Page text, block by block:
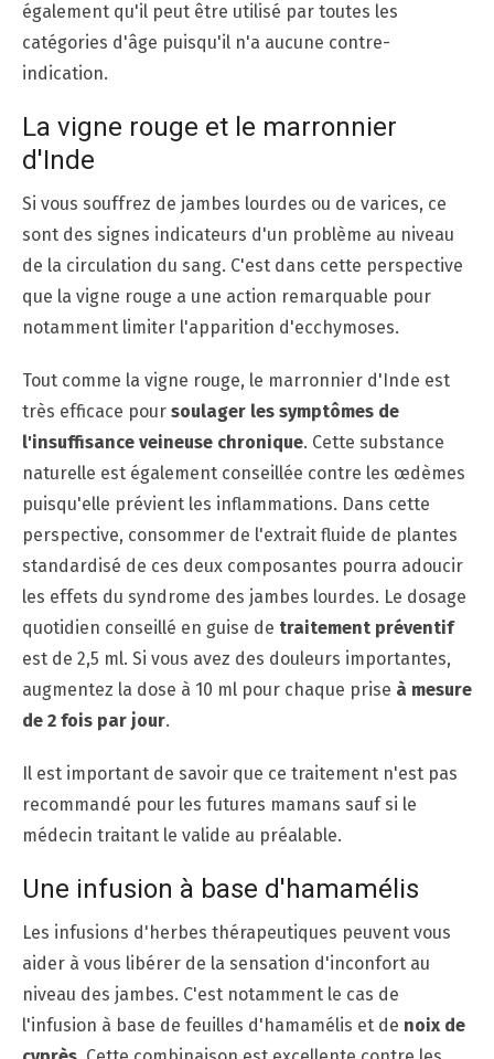
également qu'il peut être utilisé par toutes les
catégories d'âge puisqu'il n'a aucune contre-
indication.
La vigne rouge et le marronnier
d'Inde
Si vous souffrez de jambes lourdes ou de varices, ce
sont des signes indicateurs d'un problème au niveau
de la circulation du sang. C'est dans cette perspective
que la vigne rouge a une action remarquable pour
notamment limiter l'apparition d'ecchymoses.
Tout comme la vigne rouge, le marronnier d'Inde est
très efficace pour soulager les symptômes de
l'insuffisance veineuse chronique. Cette substance
naturelle est également conseillée contre les œdèmes
puisqu'elle prévient les inflammations. Dans cette
perspective, consommer de l'extrait fluide de plantes
standardisé de ces deux composantes pourra adoucir
les effets du syndrome des jambes lourdes. Le dosage
quotidien conseillé en guise de traitement préventif
est de 2,5 ml. Si vous avez des douleurs importantes,
augmentez la dose à 10 ml pour chaque prise à mesure
de 2 fois par jour.
Il est important de savoir que ce traitement n'est pas
recommandé pour les futures mamans sauf si le
médecin traitant le valide au préalable.
Une infusion à base d'hamamélis
Les infusions d'herbes thérapeutiques peuvent vous
aider à vous libérer de la sensation d'inconfort au
niveau des jambes. C'est notamment le cas de
l'infusion à base de feuilles d'hamamélis et de noix de